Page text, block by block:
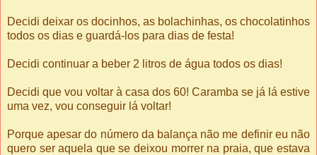
Decidi deixar os docinhos, as bolachinhas, os chocolatinhos
todos os dias e guardá-los para dias de festa!
Decidi continuar a beber 2 litros de água todos os dias!
Decidi que vou voltar à casa dos 60! Caramba se já lá estive
uma vez, vou conseguir lá voltar!
Porque apesar do número da balança não me definir eu não
quero ser aquela que se deixou morrer na praia, que estava